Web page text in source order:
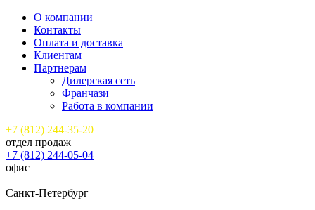
О компании
Контакты
Оплата и доставка
Клиентам
Партнерам
Дилерская сеть
Франчази
Работа в компании
+7 (812) 244-35-20
отдел продаж
+7 (812) 244-05-04
офис
Санкт-Петербург